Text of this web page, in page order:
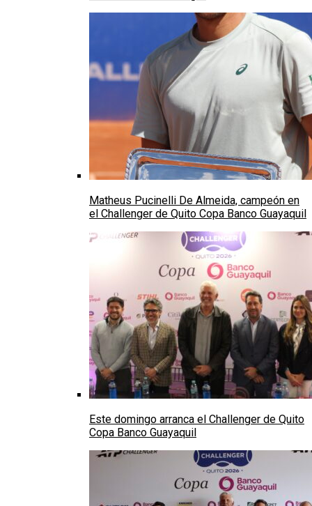
Matheus Pucinelli De Almeida, campeón en
el Challenger de Quito Copa Banco Guayaquil
Este domingo arranca el Challenger de Quito
Copa Banco Guayaquil